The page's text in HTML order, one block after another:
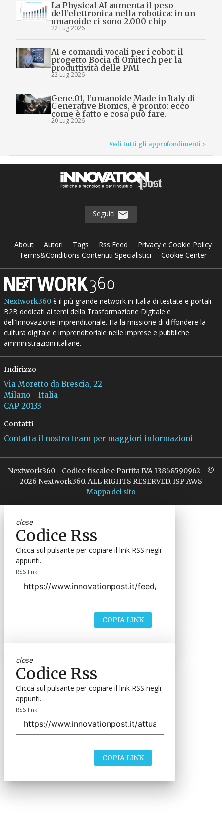
La Physical AI aumenta il peso
dell’elettronica nella robotica: in un
umanoide ci sono 2.000 chip
22 Lug 2026
AI e comandi vocali per i cobot: il
progetto Bocia di Omitech per la
produttività delle PMI
22 Lug 2026
Gene.01, l’umanoide Made in Italy di
Generative Bionics, è pronto: ecco
come è fatto e cosa può fare.
20 Lug 2026
Vedi tutti gli approfondimenti >
Seguici
About Autori Tags Rss Feed
Privacy e Cookie Policy
Terms&Conditions Contenuti Specialistici
Cookie Center
Nextwork360è il più grande network in Italia di testate e portali
B2B dedicati ai temi della Trasformazione Digitale e
dell’Innovazione Imprenditoriale. Ha la missione di diffondere la
cultura digitale e imprenditoriale nelle imprese e pubbliche
amministrazioni italiane.
Indirizzo
Via Moretto da Brescia, 22
Milano - Italia
CAP 20133
Contatti
Contatta il nostro team per maggiori informazioni
Nextwork360 - Codice fiscale e Partita IVA 13868590962 - ©
2026 Nextwork360. ALL RIGHTS RESERVED. ISP AWS
Mappa del sito
close
Codice Rss
Clicca sul pulsante per copiare il link RSS negli
appunti.
RSS link
COPIA LINK
close
Codice Rss
Clicca sul pulsante per copiare il link RSS negli
appunti.
RSS link
COPIA LINK